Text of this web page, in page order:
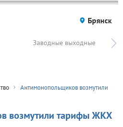
Брянск
Заводные выходные
Антимонопольщиков возмутили
возмутили тарифы ЖКХ